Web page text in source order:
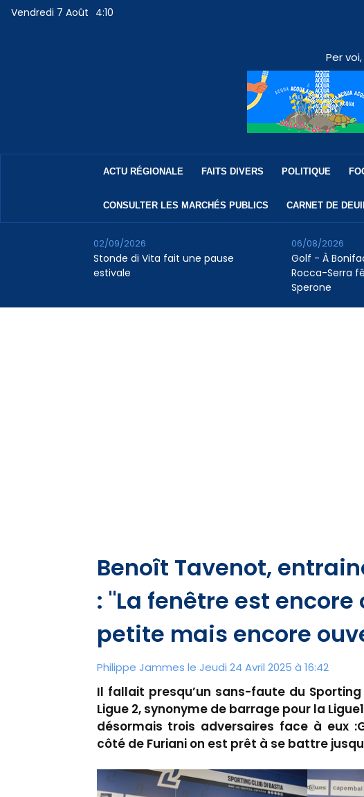
Vendredi 7 Août 4:10
Per
ACTU RÉGIONALE FAITS DIVERS POLITIQUE
CONSULTER LES MARCHÉS PUBLICS CARNET DE
Stonde di Vita fait une pause
estivale
02/09/2026
Golf - À
Rocca-Serra
Sperone
06/08/2026
Benoît Tavenot,
: "La fenêtre est
petite mais encore
Philippe Jammes le Jeudi 24 Avril 2025 à 16:42
Il fallait presqu’un sans-faute du
Ligue 2, synonyme de barrage pour la
désormais trois adversaires face à eux
côté de Furiani on est prêt à se battre